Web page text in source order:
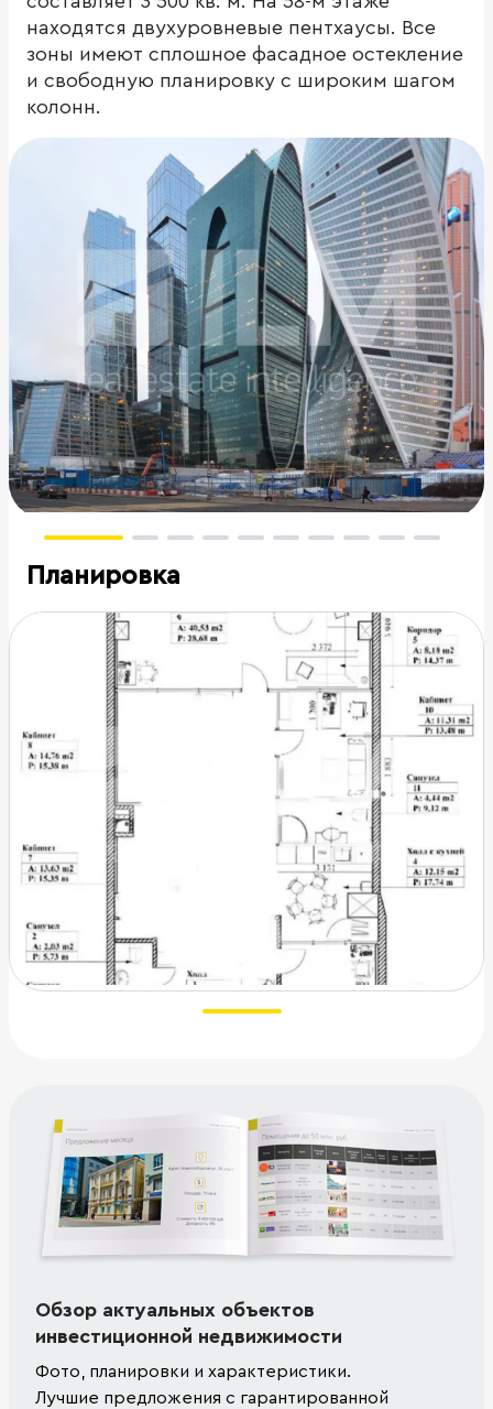
находятся двухуровневые пентхаусы. Все
зоны имеют сплошное фасадное остекление
и свободную планировку с широким шагом
колонн.
Планировка
Обзор актуальных объектов
инвестиционной недвижимости
Фото, планировки и характеристики.
Лучшие предложения с гарантированной